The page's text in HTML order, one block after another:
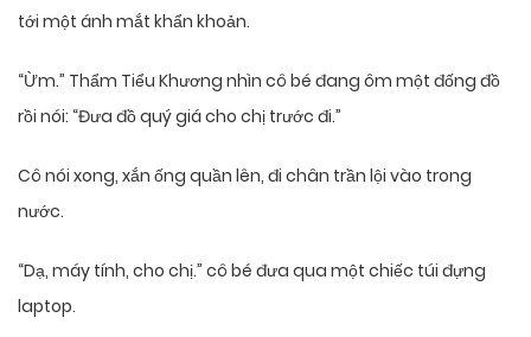
tới một ánh mắt khẩn khoản.
“Ừm.” Thẩm Tiểu Khương nhìn cô bé đang ôm một đống đồ
rồi nói: “Đưa đồ quý giá cho chị trước đi.”
Cô nói xong, xắn ống quần lên, đi chân trần lội vào trong
nước.
“Dạ, máy tính, cho chị.” cô bé đưa qua một chiếc túi đựng
laptop.